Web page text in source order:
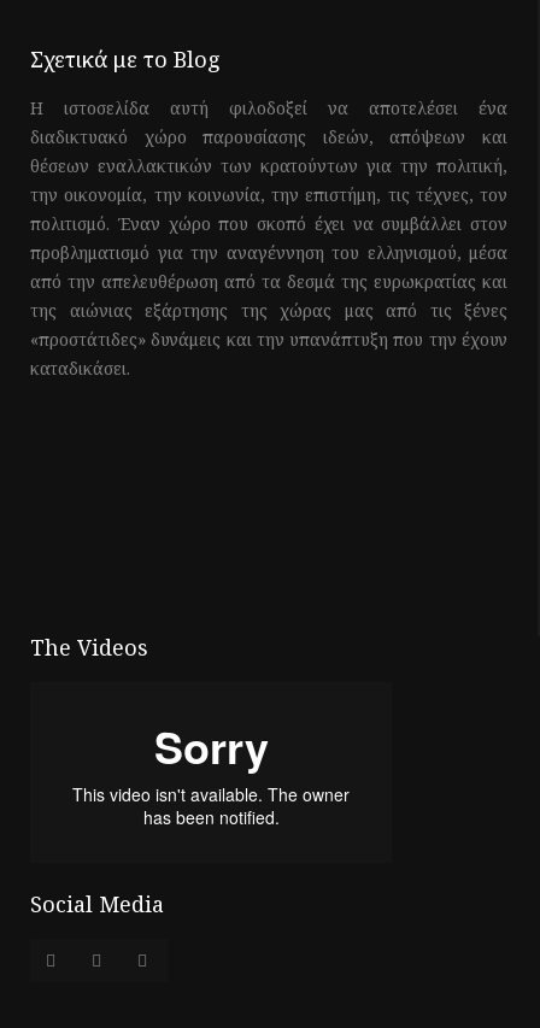
Σχετικά με το Blog
Η ιστοσελίδα αυτή φιλοδοξεί να αποτελέσει ένα
διαδικτυακό χώρο παρουσίασης ιδεών, απόψεων και
θέσεων εναλλακτικών των κρατούντων για την πολιτική,
την οικονομία, την κοινωνία, την επιστήμη, τις τέχνες, τον
πολιτισμό. Έναν χώρο που σκοπό έχει να συμβάλλει στον
προβληματισμό για την αναγέννηση του ελληνισμού, μέσα
από την απελευθέρωση από τα δεσμά της ευρωκρατίας και
της αιώνιας εξάρτησης της χώρας μας από τις ξένες
«προστάτιδες» δυνάμεις και την υπανάπτυξη που την έχουν
καταδικάσει.
The Videos
Social Media